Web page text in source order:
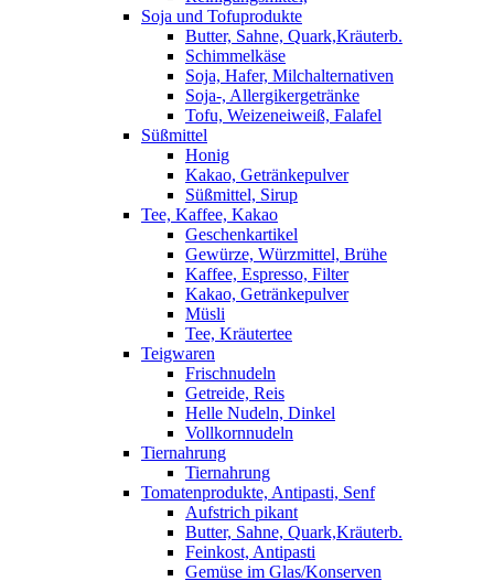
Soja und Tofuprodukte
Butter, Sahne, Quark,Kräuterb.
Schimmelkäse
Soja, Hafer, Milchalternativen
Soja-, Allergikergetränke
Tofu, Weizeneiweiß, Falafel
Süßmittel
Honig
Kakao, Getränkepulver
Süßmittel, Sirup
Tee, Kaffee, Kakao
Geschenkartikel
Gewürze, Würzmittel, Brühe
Kaffee, Espresso, Filter
Kakao, Getränkepulver
Müsli
Tee, Kräutertee
Teigwaren
Frischnudeln
Getreide, Reis
Helle Nudeln, Dinkel
Vollkornnudeln
Tiernahrung
Tiernahrung
Tomatenprodukte, Antipasti, Senf
Aufstrich pikant
Butter, Sahne, Quark,Kräuterb.
Feinkost, Antipasti
Gemüse im Glas/Konserven